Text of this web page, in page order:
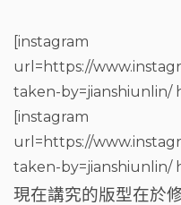
[instagram
url=https://
taken-by=jianshiunlin/
[instagram
url=https://
taken-by=jianshiunlin/
現在講究的版型在於